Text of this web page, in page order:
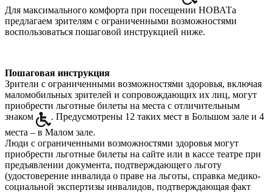
Для максимального комфорта при посещении НОВАТа
предлагаем зрителям с ограниченными возможностями
воспользоваться пошаговой инструкцией ниже.
Пошаговая инструкция
Зрители с ограниченными возможностями здоровья, включая
маломобильных зрителей и сопровождающих их лиц, могут
приобрести льготные билеты на места с отличительным
знаком
. Предусмотрены 12 таких мест в Большом зале и 4
места – в Малом зале.
Люди с ограниченными возможностями здоровья могут
приобрести льготные билеты на сайте или в кассе театре при
предъявлении документа, подтверждающего льготу
(удостоверение инвалида о праве на льготы, справка медико-
социальной экспертизы инвалидов, подтверждающая факт